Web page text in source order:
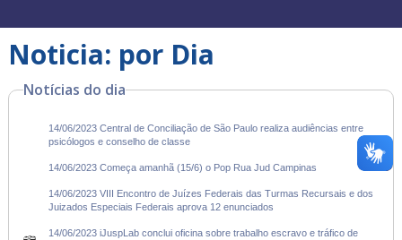
Noticia: por Dia
Notícias do dia
14/06/2023 Central de Conciliação de São Paulo realiza audiências entre
psicólogos e conselho de classe
14/06/2023 Começa amanhã (15/6) o Pop Rua Jud Campinas
14/06/2023 VIII Encontro de Juízes Federais das Turmas Recursais e dos
Juizados Especiais Federais aprova 12 enunciados
14/06/2023 iJuspLab conclui oficina sobre trabalho escravo e tráfico de